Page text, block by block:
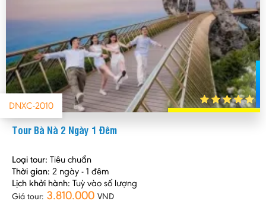
DNXC-2010
Tour Bà Nà 2 Ngày 1 Đêm
Loại tour: Tiêu chuẩn
Thời gian: 2 ngày - 1 đêm
Lịch khởi hành: Tuỳ vào số lượng
Giá tour: 3.810.000 VND